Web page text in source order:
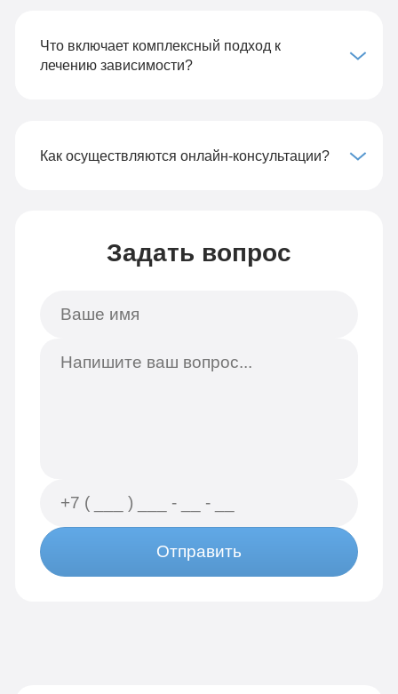
Что включает комплексный подход к
лечению зависимости?
Как осуществляются онлайн-консультации?
Задать вопрос
Отправить